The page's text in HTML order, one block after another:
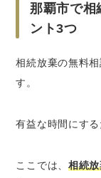
那覇市で相
ント3つ
相続放棄の無料
す。
有益な時間にす
ここでは、 相続